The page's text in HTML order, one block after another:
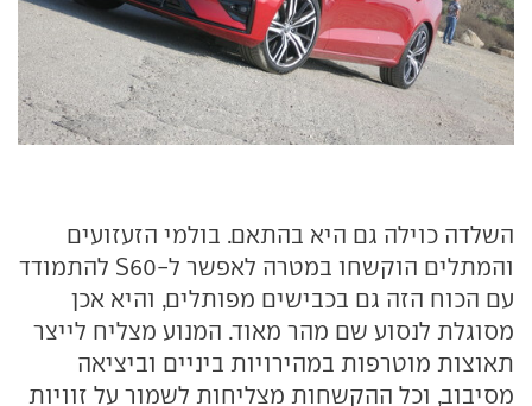
השלדה כוילה גם היא בהתאם. בולמי הזעזועים
והמתלים הוקשחו במטרה לאפשר ל-S60 להתמודד
עם הכוח הזה גם בכבישים מפותלים, והיא אכן
מסוגלת לנסוע שם מהר מאוד. המנוע מצליח לייצר
תאוצות מוטרפות במהירויות ביניים וביציאה
מסיבוב, וכל ההקשחות מצליחות לשמור על זוויות